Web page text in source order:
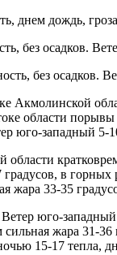
днем дождь,
без осадков.
без осадков.
Акмолинской
области
юго-западный 5-
в
жара 33-35
юго-
сильная жара 31-
15-17 тепла,